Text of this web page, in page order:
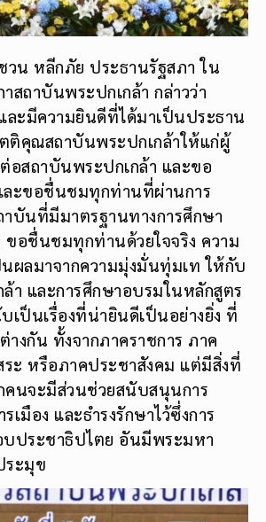
วน หลีกภัย ประธานรัฐสภา ใน
สถาบันพระปกเกล้า กล่าวว่า
ละมีความยินดีที่ได้มาเป็นประธาน
ติคุณสถาบันพระปกเกล้าให้แก่ผู้
อสถาบันพระปกเกล้า และขอ
ละขอชื่นชมทุกท่านที่ผ่านการ
บันที่มีมาตรฐานทางการศึกษา
อชื่นชมทุกท่านด้วยใจจริง ความ
นผลมาจากความมุ่งมั่นทุ่มเท ให้กับ
า และการศึกษาอบรมในหลักสูตร
เป็นเรื่องที่น่ายินดีเป็นอย่างยิ่ง ที่
งกัน ทั้งจากภาคราชการ ภาค
ระ หรือภาคประชาสังคม แต่มีสิ่งที่
นจะมีส่วนช่วยสนับสนุนการ
เมือง และธำรงรักษาไว้ซึ่งการ
บประชาธิปไตย อันมีพระมหา
ระมุข